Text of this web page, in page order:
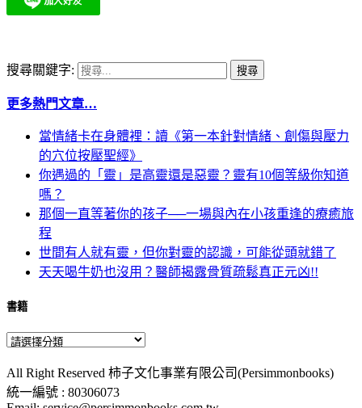
搜尋關鍵字:
更多熱門文章…
當情緒卡在身體裡：讀《第一本針對情緒、創傷與壓力
的穴位按壓聖經》
你遇過的「靈」是高靈還是惡靈？靈有10個等級你知道
嗎？
那個一直等著你的孩子──一場與內在小孩重逢的療癒旅
程
世間有人就有靈，但你對靈的認識，可能從頭就錯了
天天喝牛奶也沒用？醫師揭露骨質疏鬆真正元凶!!
書籍
All Right Reserved 柿子文化事業有限公司(Persimmonbooks)
統一編號 : 80306073